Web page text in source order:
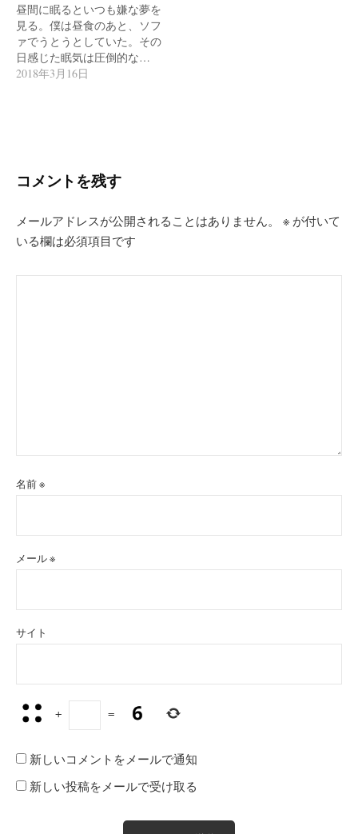
昼間に眠るといつも嫌な夢を
見る。僕は昼食のあと、ソフ
ァでうとうとしていた。その
日感じた眠気は圧倒的な…
2018年3月16日
コメントを残す
メールアドレスが公開されることはありません。 ※ が付いて
いる欄は必須項目です
名前※
メール※
サイト
+ =
新しいコメントをメールで通知
新しい投稿をメールで受け取る